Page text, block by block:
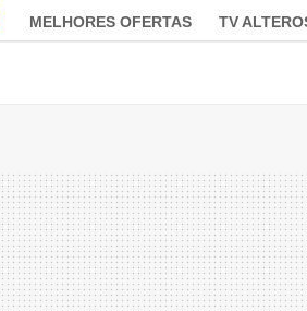
MELHORES OFERTAS TV